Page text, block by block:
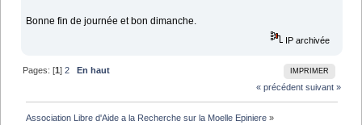
Bonne fin de journée et bon dimanche.
IP archivée
IMPRIMER
Pages: [1]2
En haut
« précédent suivant »
Association Libre d'Aide a la Recherche sur la Moelle Epiniere »